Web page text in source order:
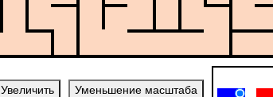
Увеличить Уменьшение масштаба